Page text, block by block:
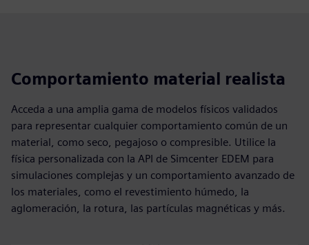
Comportamiento material realista
Acceda a una amplia gama de modelos físicos validados
para representar cualquier comportamiento común de un
material, como seco, pegajoso o compresible. Utilice la
física personalizada con la API de Simcenter EDEM para
simulaciones complejas y un comportamiento avanzado de
los materiales, como el revestimiento húmedo, la
aglomeración, la rotura, las partículas magnéticas y más.